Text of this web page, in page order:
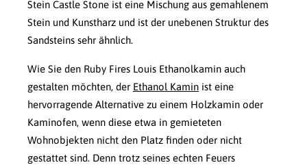
Stein Castle Stone ist eine Mischung aus gemahlenem
Stein und Kunstharz und ist der unebenen Struktur des
Sandsteins sehr ähnlich.
Wie Sie den Ruby Fires Louis Ethanolkamin auch
gestalten möchten, der Ethanol Kamin ist eine
hervorragende Alternative zu einem Holzkamin oder
Kaminofen, wenn diese etwa in gemieteten
Wohnobjekten nicht den Platz finden oder nicht
gestattet sind. Denn trotz seines echten Feuers